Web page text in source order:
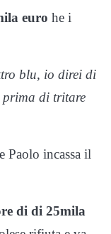
euro he i
blu, io direi di
prima di tritare
incassa il
di di 25mila